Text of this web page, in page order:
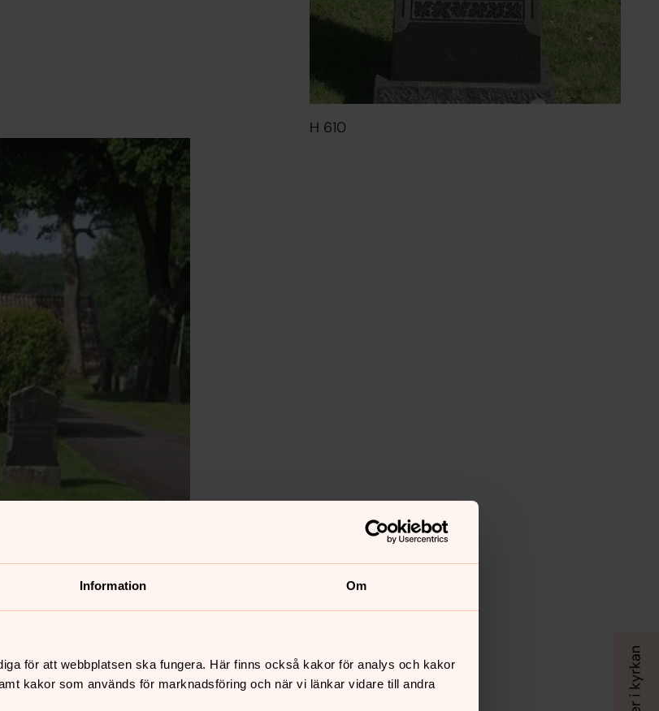
Information Om
för att webbplatsen ska fungera. Här finns också kakor för analys och kakor
kakor som används för marknadsföring och när vi länkar vidare till andra
H 610